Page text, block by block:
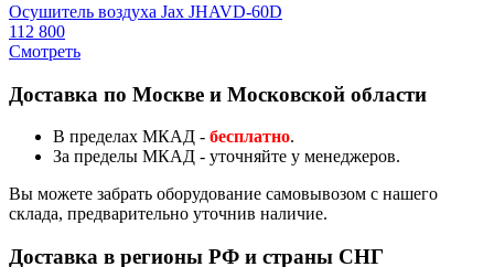
Осушитель воздуха Jax JHAVD-60D
112 800
Смотреть
Доставка по Москве и Московской области
В пределах МКАД - бесплатно.
За пределы МКАД - уточняйте у менеджеров.
Вы можете забрать оборудование самовывозом с нашего
склада, предварительно уточнив наличие.
Доставка в регионы РФ и страны СНГ